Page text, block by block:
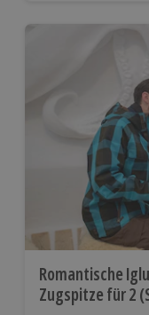
Romantische
Zugspitze für 2